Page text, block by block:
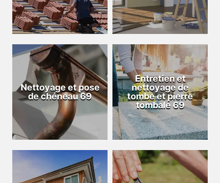
Nettoyage et pose
de chéneau 69
Entretien et
nettoyage de
tombe et pierre
tombale 69